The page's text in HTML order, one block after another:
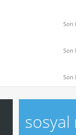
Son
Son
Son
sosyal